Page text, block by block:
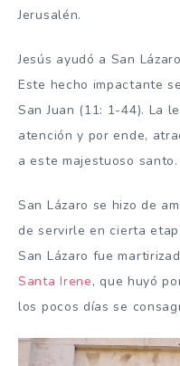
Jerusalén.
Jesús ayudó a San
Este hecho impactante
San Juan (11: 1-44). La
atención y por ende,
a este majestuoso santo.
San Lázaro se hizo de
de servirle en cierta
San Lázaro fue
Santa Irene, que huyó
los pocos días se